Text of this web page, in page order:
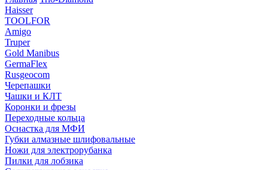
Haisser
TOOLFOR
Amigo
Truper
Gold Manibus
GermaFlex
Rusgeocom
Черепашки
Чашки и КЛТ
Коронки и фрезы
Переходные кольца
Оснастка для МФИ
Губки алмазные шлифовальные
Ножи для электрорубанка
Пилки для лобзика